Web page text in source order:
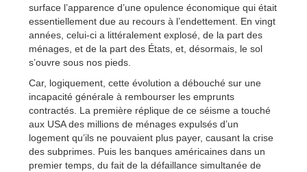
surface l’apparence d’une opulence économique qui était
essentiellement due au recours à l’endettement. En vingt
années, celui-ci a littéralement explosé, de la part des
ménages, et de la part des États, et, désormais, le sol
s’ouvre sous nos pieds.
Car, logiquement, cette évolution a débouché sur une
incapacité générale à rembourser les emprunts
contractés. La première réplique de ce séisme a touché
aux USA des millions de ménages expulsés d’un
logement qu’ils ne pouvaient plus payer, causant la crise
des subprimes. Puis les banques américaines dans un
premier temps, du fait de la défaillance simultanée de